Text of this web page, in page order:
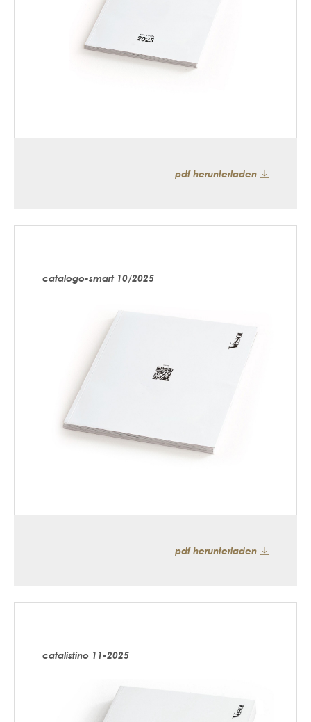
pdf herunterladen
catalogo-smart 10/2025
pdf herunterladen
catalistino 11-2025